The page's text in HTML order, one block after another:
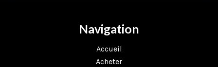
Navigation
Accueil
Acheter